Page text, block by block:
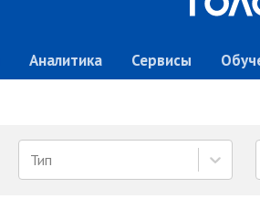
Аналитика Сервисы
Тип